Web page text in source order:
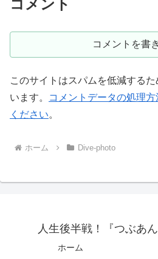
コメント
コメントを書
このサイトはスパムを低減する
います。
コメントデータの処理
ください。
ホーム Dive-photo
人生後半戦！『つぶあ
ホーム